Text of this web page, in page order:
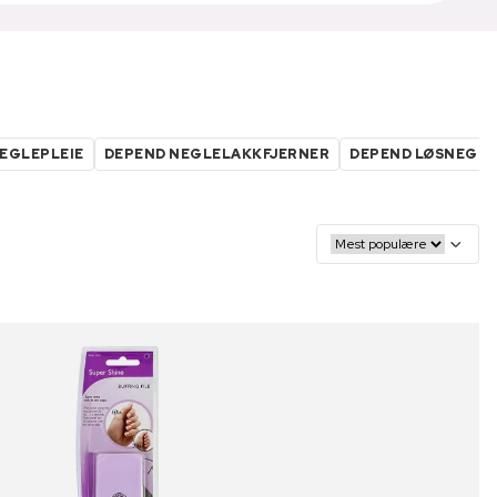
DEPEND NEGLELAKKFJERNER DEPEND